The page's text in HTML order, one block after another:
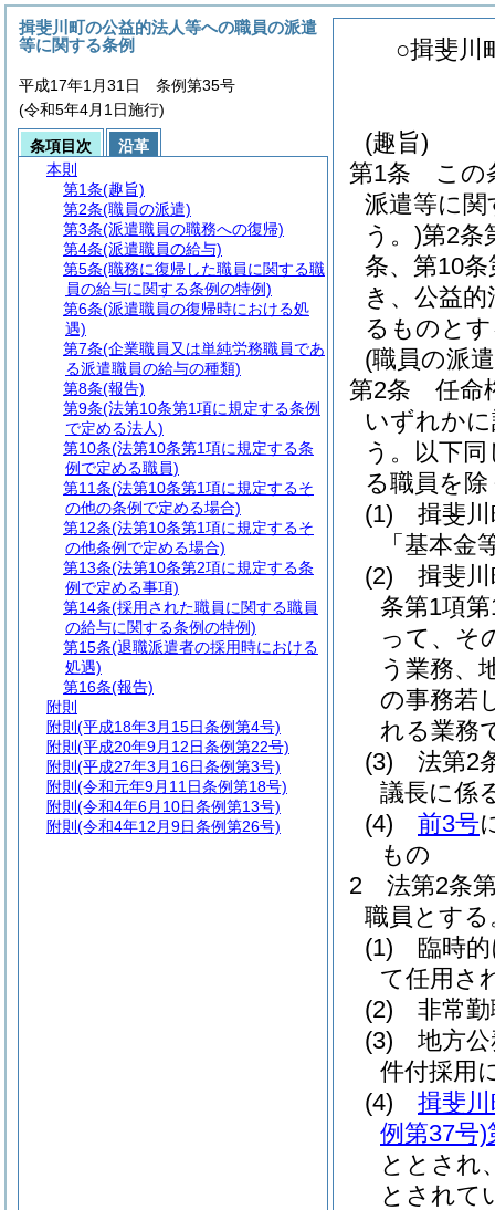
○揖斐川
(趣旨)
第1条
この
派遣等に関
う。)第2条
条、第10
き、公益
るものと
(職員の派
第2条
任命
いずれか
う。以下同
る職員を除
(1)
揖斐
「基本金
(2)
揖斐
条第1項
って、そ
う業務、
の事務若
れる業務
(3)
法第2
議長に係
(4)
前3号
もの
2
法第2条
職員とする
(1)
臨時
て任用さ
(2)
非常
(3)
地方
件付採用
(4)
揖斐
例第37号)
ととされ
とされて
揖斐川町の公益的法人等への職員の派遣
等に関する条例
平成17年1月31日 条例第35号
(令和5年4月1日施行)
条項目次
沿革
本則
第1条(趣旨)
第2条(職員の派遣)
第3条(派遣職員の職務への復帰)
第4条(派遣職員の給与)
第5条(職務に復帰した職員に関する職
員の給与に関する条例の特例)
第6条(派遣職員の復帰時における処
遇)
第7条(企業職員又は単純労務職員であ
る派遣職員の給与の種類)
第8条(報告)
第9条(法第10条第1項に規定する条例
で定める法人)
第10条(法第10条第1項に規定する条
例で定める職員)
第11条(法第10条第1項に規定するそ
の他の条例で定める場合)
第12条(法第10条第1項に規定するそ
の他条例で定める場合)
第13条(法第10条第2項に規定する条
例で定める事項)
第14条(採用された職員に関する職員
の給与に関する条例の特例)
第15条(退職派遣者の採用時における
処遇)
第16条(報告)
附則
附則 (平成18年3月15日条例第4号)
附則 (平成20年9月12日条例第22号)
附則 (平成27年3月16日条例第3号)
附則 (令和元年9月11日条例第18号)
附則 (令和4年6月10日条例第13号)
附則 (令和4年12月9日条例第26号)